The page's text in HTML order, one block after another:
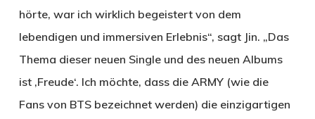
hörte, war ich wirklich begeistert von dem
lebendigen und immersiven Erlebnis“, sagt Jin. „Das
Thema dieser neuen Single und des neuen Albums
ist ‚Freude‘. Ich möchte, dass die ARMY (wie die
Fans von BTS bezeichnet werden) die einzigartigen